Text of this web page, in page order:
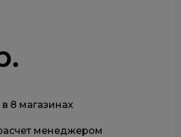
8 магазинах
менеджером